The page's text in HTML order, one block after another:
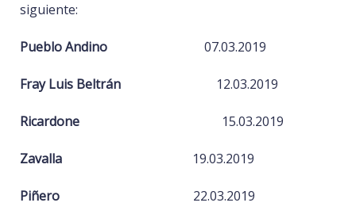
siguiente:
Pueblo Andino 07.03.2019
Fray Luis Beltrán 12.03.2019
Ricardone 15.03.2019
Zavalla 19.03.2019
Piñero 22.03.2019